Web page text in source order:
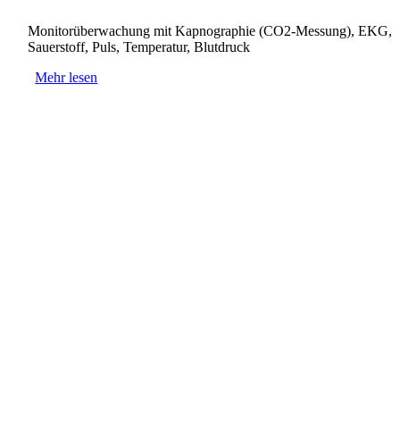
Monitorüberwachung mit Kapnographie (CO2-Messung), EKG,
Sauerstoff, Puls, Temperatur, Blutdruck
Mehr lesen